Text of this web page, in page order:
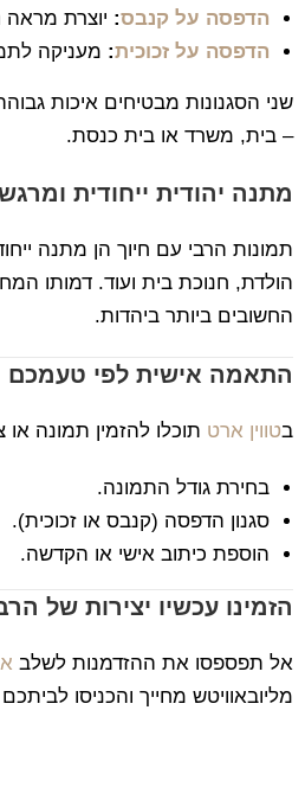
הדפסה על קנבס: יוצרת
הדפסה על זכוכית: מעניקה
שני הסגנונות מבטיחים איכות
– בית, משרד או בית כנסת.
מתנה יהודית ייחודית
תמונות הרבי עם חיוך הן מתנה
הולדת, חנוכת בית ועוד. דמותו
החשובים ביותר ביהדות.
התאמה אישית לפי טעמכם
בטווין ארט תוכלו להזמין תמונה או
בחירת גודל התמונה.
סגנון הדפסה (קנבס או זכוכית).
הוספת כיתוב אישי או הקדשה.
הזמינו עכשיו יצירות של
אל תפספסו את ההזדמנות לשלב
מליובאוויטש מחייך והכניסו